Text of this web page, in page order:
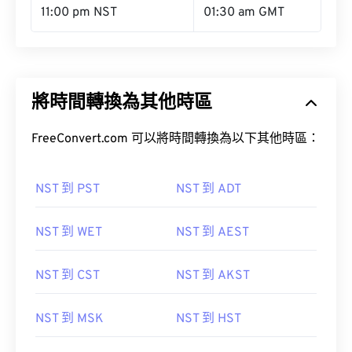
11:00 pm NST 01:30 am GMT
將時間轉換為其他時區
FreeConvert.com 可以將時間轉換為以下其他時區：
NST 到 PST NST 到 ADT
NST 到 WET NST 到 AEST
NST 到 CST NST 到 AKST
NST 到 MSK NST 到 HST